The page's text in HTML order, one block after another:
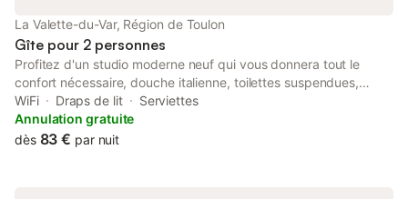
La Valette-du-Var, Région de Toulon
Gîte pour 2 personnes
Profitez d'un studio moderne neuf qui vous donnera tout le
confort nécessaire, douche italienne, toilettes suspendues,
cuisine équipée, internet haut débit, Netflix... Jardinet non
accolé mais privatif avec salon de jardin et espace barbecue.
Situé à 5 min des grands centres commerciaux comme l’avenue
WiFi Draps de lit
Serviettes
Annulation gratuite
dès 83 € par nuit